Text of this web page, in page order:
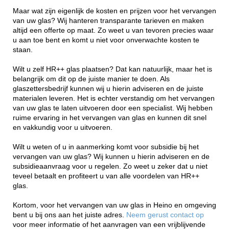
Maar wat zijn eigenlijk de kosten en prijzen voor het vervangen
van uw glas? Wij hanteren transparante tarieven en maken
altijd een offerte op maat. Zo weet u van tevoren precies waar
u aan toe bent en komt u niet voor onverwachte kosten te
staan.
Wilt u zelf HR++ glas plaatsen? Dat kan natuurlijk, maar het is
belangrijk om dit op de juiste manier te doen. Als
glaszettersbedrijf kunnen wij u hierin adviseren en de juiste
materialen leveren. Het is echter verstandig om het vervangen
van uw glas te laten uitvoeren door een specialist. Wij hebben
ruime ervaring in het vervangen van glas en kunnen dit snel
en vakkundig voor u uitvoeren.
Wilt u weten of u in aanmerking komt voor subsidie bij het
vervangen van uw glas? Wij kunnen u hierin adviseren en de
subsidieaanvraag voor u regelen. Zo weet u zeker dat u niet
teveel betaalt en profiteert u van alle voordelen van HR++
glas.
Kortom, voor het vervangen van uw glas in Heino en omgeving
bent u bij ons aan het juiste adres. Neem gerust contact op
voor meer informatie of het aanvragen van een vrijblijvende